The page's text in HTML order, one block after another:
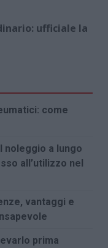
ufficiale la
come
noleggio a lungo
all’utilizzo nel
vantaggi e
prima